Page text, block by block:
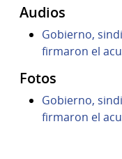
Audios
Gobierno,
firmaron el
Fotos
Gobierno,
firmaron el